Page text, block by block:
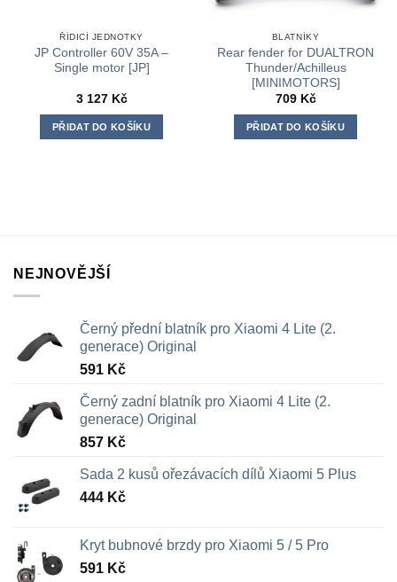
ŘÍDICÍ JEDNOTKY
JP Controller 60V 35A –
Single motor [JP]
3 127 Kč
PŘIDAT DO KOŠÍKU
BLATNÍKY
Rear fender for DUALTRON
Thunder/Achilleus
[MINIMOTORS]
709 Kč
PŘIDAT DO KOŠÍKU
NEJNOVĚJŠÍ
Černý přední blatník pro Xiaomi 4 Lite (2.
generace) Original
591 Kč
Černý zadní blatník pro Xiaomi 4 Lite (2.
generace) Original
857 Kč
Sada 2 kusů ořezávacích dílů Xiaomi 5 Plus
444 Kč
Kryt bubnové brzdy pro Xiaomi 5 / 5 Pro
591 Kč